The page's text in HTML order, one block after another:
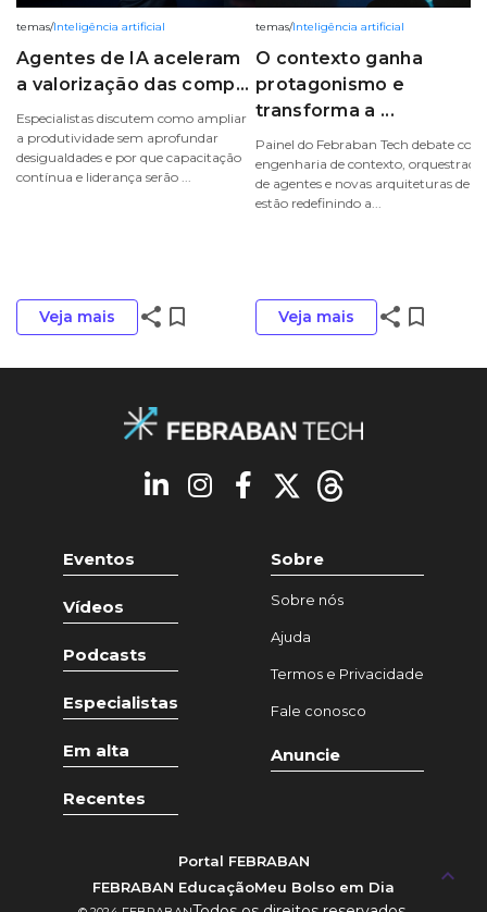
temas/Inteligência artificial
Agentes de IA aceleram
a valorização das comp...
Especialistas discutem como ampliar
a produtividade sem aprofundar
desigualdades e por que capacitação
contínua e liderança serão ...
Veja mais share bookmark_border
temas/Inteligência artificial
O contexto ganha
protagonismo e
transforma a ...
Painel do Febraban Tech debate
engenharia de contexto,
de agentes e novas arquiteturas de IA
estão redefinindo a...
Veja mais share bookmark_border
Eventos
Vídeos
Podcasts
Especialistas
Em alta
Recentes
Sobre
Sobre nós
Ajuda
Termos e Privacidade
Fale conosco
Anuncie
Portal FEBRABAN
FEBRABAN EducaçãoMeu Bolso em Dia keyboard_arrow_up